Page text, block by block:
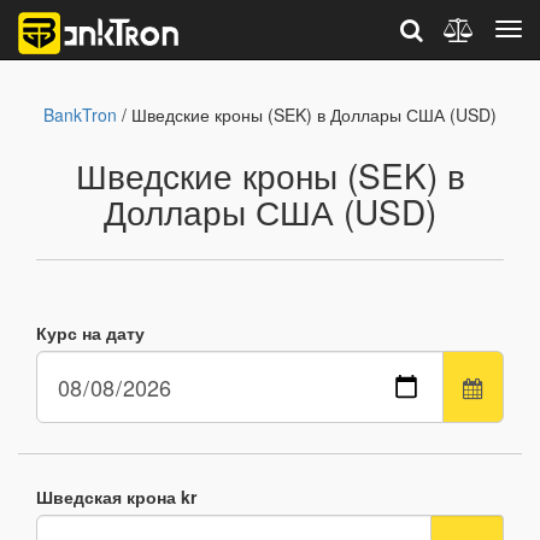
BankTron / Шведские кроны (SEK) в Доллары США (USD)
Шведские кроны (SEK) в
Доллары США (USD)
Курс на дату
Шведская крона kr